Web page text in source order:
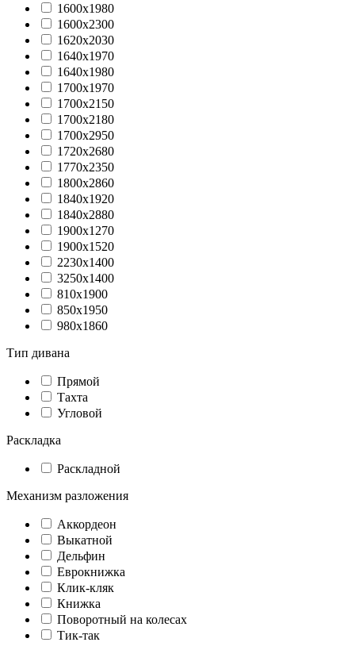
1600х1980
1600х2300
1620х2030
1640х1970
1640х1980
1700х1970
1700х2150
1700х2180
1700х2950
1720х2680
1770x2350
1800х2860
1840х1920
1840х2880
1900х1270
1900х1520
2230x1400
3250x1400
810х1900
850х1950
980х1860
Тип дивана
Прямой
Тахта
Угловой
Раскладка
Раскладной
Механизм разложения
Аккордеон
Выкатной
Дельфин
Еврокнижка
Клик-кляк
Книжка
Поворотный на колесах
Тик-так